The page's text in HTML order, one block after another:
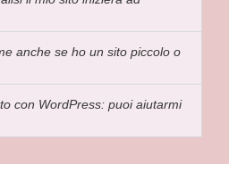
anche se ho un sito piccolo o
con WordPress: puoi aiutarmi